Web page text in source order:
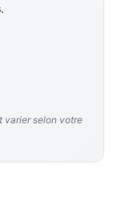
.
varier selon votre